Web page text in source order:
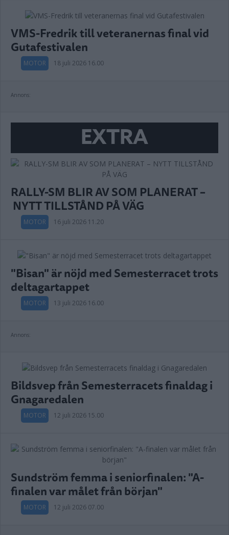
VMS-Fredrik till veteranernas final vid
Gutafestivalen
MOTOR 18 juli 2026 16.00
Annons:
EXTRA
RALLY-SM BLIR AV SOM PLANERAT –
NYTT TILLSTÅND PÅ VÄG
MOTOR 16 juli 2026 11.20
"Bisan" är nöjd med Semesterracet trots
deltagartappet
MOTOR 13 juli 2026 16.00
Annons:
Bildsvep från Semesterracets finaldag i
Gnagaredalen
MOTOR 12 juli 2026 15.00
Sundström femma i seniorfinalen: "A-
finalen var målet från början"
MOTOR 12 juli 2026 07.00